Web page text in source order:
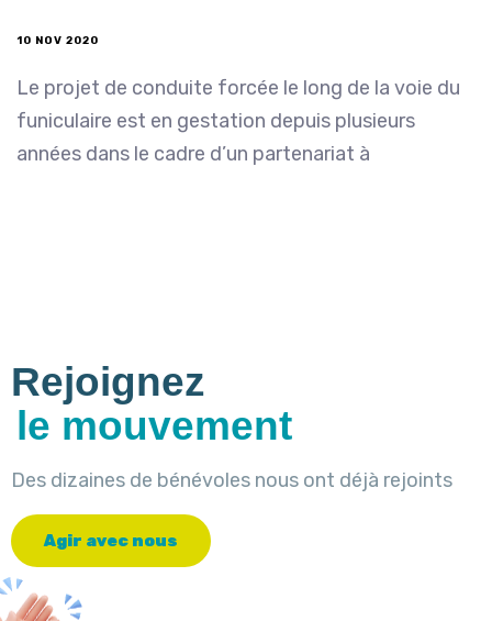
10 NOV 2020
Le projet de conduite forcée le long de la voie du
funiculaire est en gestation depuis plusieurs
années dans le cadre d’un partenariat à
Rejoignez
le mouvement
Des dizaines de bénévoles nous ont déjà rejoints
Agir avec nous